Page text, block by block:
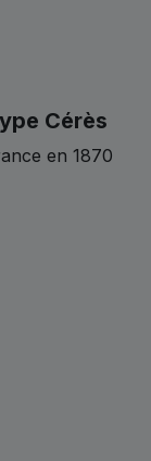
Cérès
en 1870